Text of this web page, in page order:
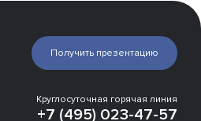
Круглосуточная горячая линия
+7 (495) 023-47-57
Получить презентацию